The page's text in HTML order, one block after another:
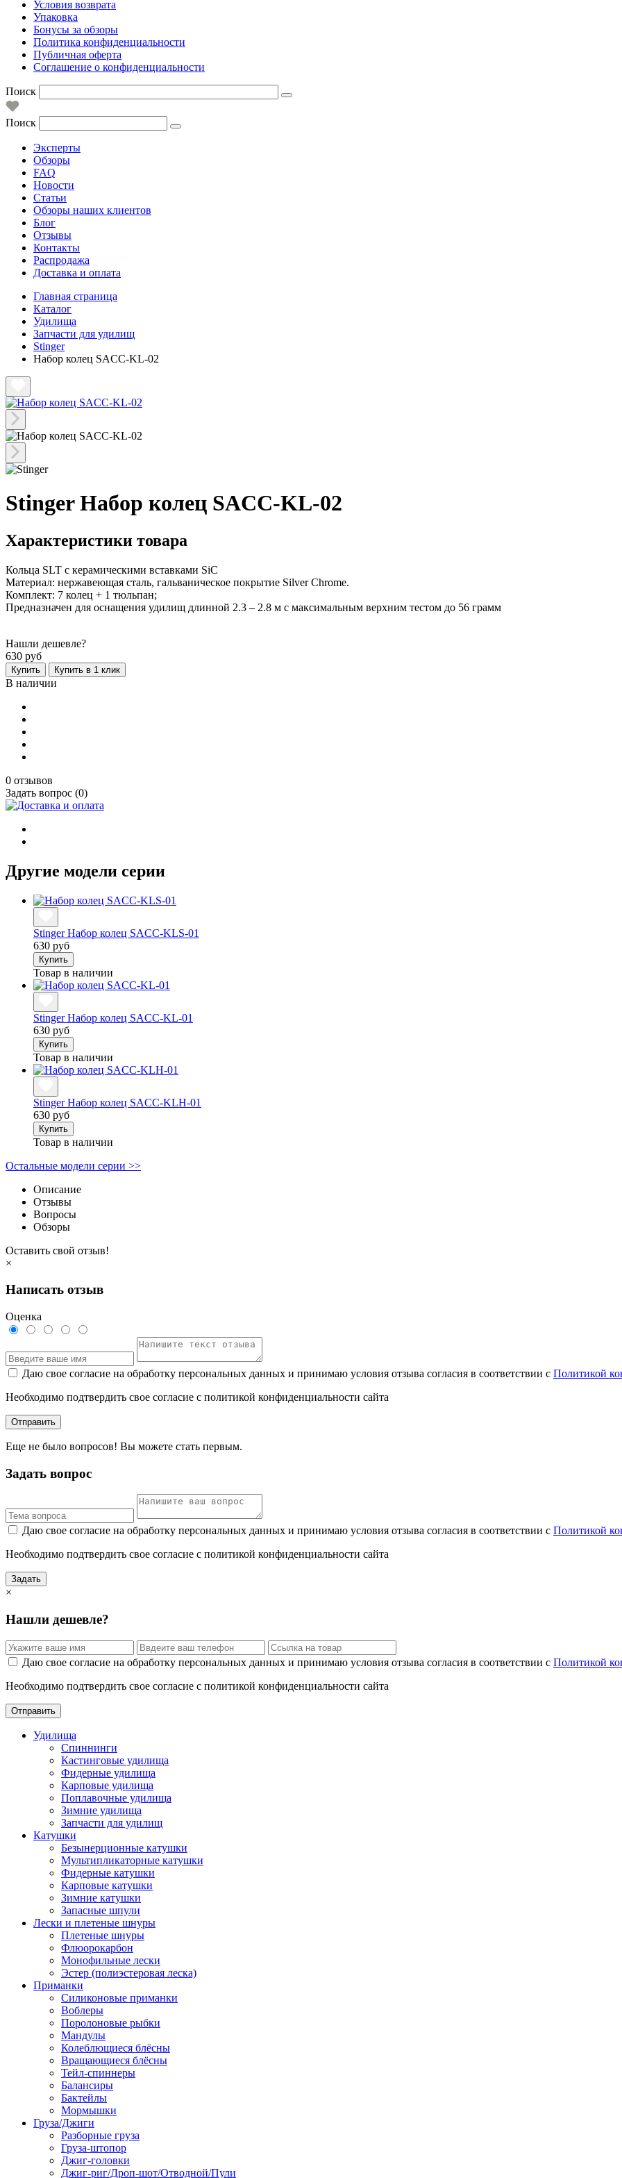
Условия возврата
Упаковка
Бонусы за обзоры
Политика конфиденциальности
Публичная оферта
Соглашение о конфиденциальности
Поиск
Поиск
Эксперты
Обзоры
FAQ
Новости
Статьи
Обзоры наших клиентов
Блог
Отзывы
Контакты
Распродажа
Доставка и оплата
Главная страница
Каталог
Удилища
Запчасти для удилищ
Stinger
Набор колец SACC-KL-02
Stinger Набор колец SACC-KL-02
Характеристики товара
Кольца SLT с керамическими вставками SiC
Материал: нержавеющая сталь, гальваническое покрытие Silver Chrome.
Комплект: 7 колец + 1 тюльпан;
Предназначен для оснащения удилищ длинной 2.3 – 2.8 м с максимальным верхним тестом до 56 грамм
Нашли дешевле?
630 руб
Купить Купить в 1 клик
В наличии
0 отзывов
Задать вопрос (0)
Другие модели серии
Stinger Набор колец SACC-KLS-01
630 руб
Купить
Товар в наличии
Stinger Набор колец SACC-KL-01
630 руб
Купить
Товар в наличии
Stinger Набор колец SACC-KLH-01
630 руб
Купить
Товар в наличии
Остальные модели серии >>
Описание
Отзывы
Вопросы
Обзоры
Оставить свой отзыв!
×
Написать отзыв
Оценка
Даю свое согласие на обработку персональных данных и принимаю условия отзыва согласия в соответствии с Политикой
Необходимо подтвердить свое согласие с политикой конфиденциальности сайта
Отправить
Еще не было вопросов! Вы можете стать первым.
Задать вопрос
Даю свое согласие на обработку персональных данных и принимаю условия отзыва согласия в соответствии с Политикой
Необходимо подтвердить свое согласие с политикой конфиденциальности сайта
Задать
×
Нашли дешевле?
Даю свое согласие на обработку персональных данных и принимаю условия отзыва согласия в соответствии с Политикой
Необходимо подтвердить свое согласие с политикой конфиденциальности сайта
Отправить
Удилища
Спиннинги
Кастинговые удилища
Фидерные удилища
Карповые удилища
Поплавочные удилища
Зимние удилища
Запчасти для удилищ
Катушки
Безынерционные катушки
Мультипликаторные катушки
Фидерные катушки
Карповые катушки
Зимние катушки
Запасные шпули
Лески и плетеные шнуры
Плетеные шнуры
Флюорокарбон
Монофильные лески
Эстер (полиэстеровая леска)
Приманки
Силиконовые приманки
Воблеры
Поролоновые рыбки
Мандулы
Колеблющиеся блёсны
Вращающиеся блёсны
Тейл-спиннеры
Балансиры
Бактейлы
Мормышки
Груза/Джиги
Разборные груза
Груза-штопор
Джиг-головки
Джиг-риг/Дроп-шот/Отводной/Пули